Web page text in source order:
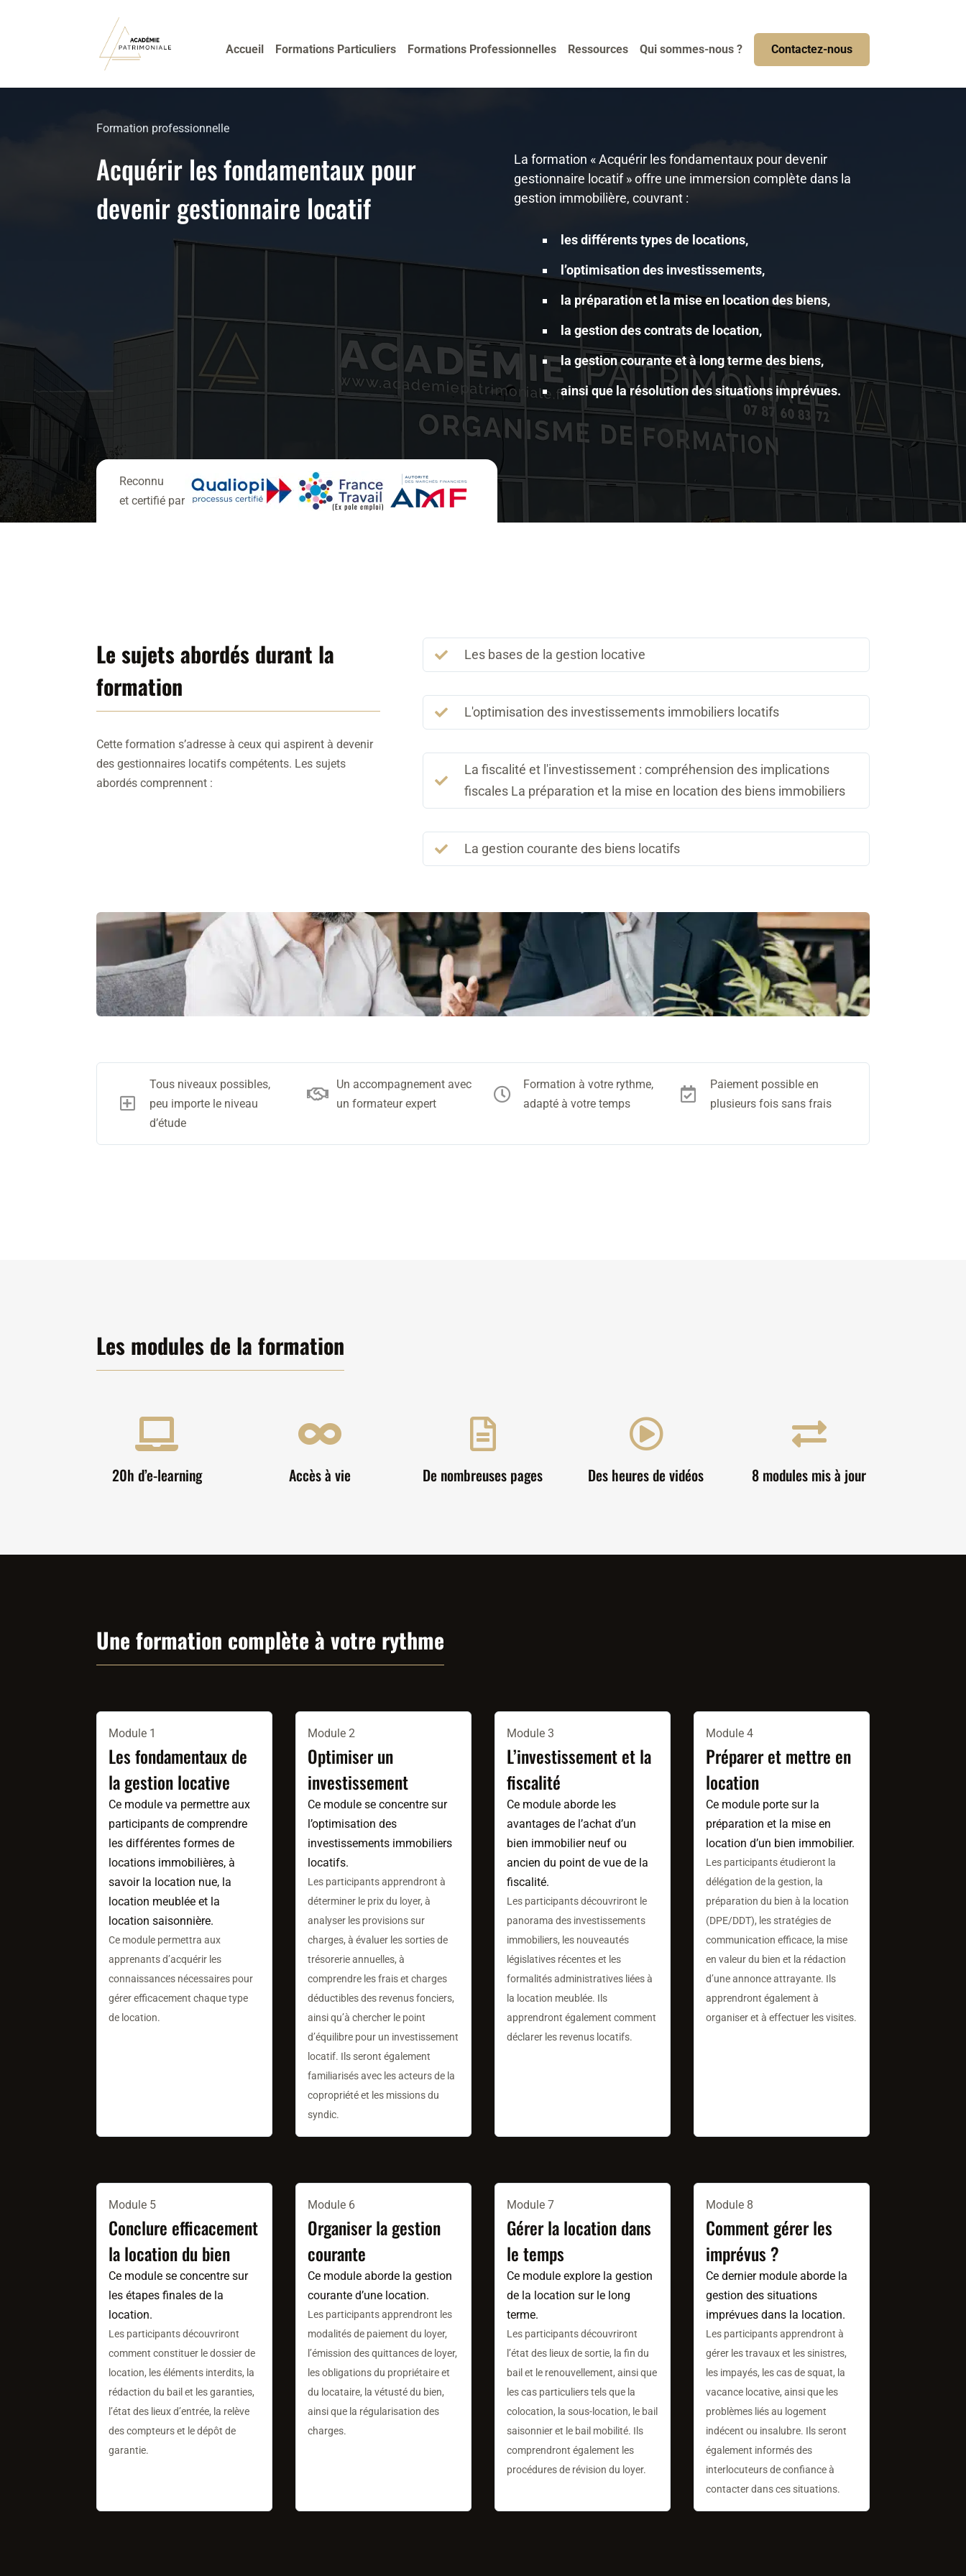
Accueil Formations Particuliers Formations Professionnelles Ressources Qui sommes-nous ? Contactez-nous
Formation professionnelle
Acquérir les fondamentaux pour
devenir gestionnaire locatif
La formation « Acquérir les fondamentaux pour devenir
gestionnaire locatif » offre une immersion complète dans la
gestion immobilière, couvrant :
les différents types de locations,
l’optimisation des investissements,
la préparation et la mise en location des biens,
la gestion des contrats de location,
la gestion courante et à long terme des biens,
ainsi que la résolution des situations imprévues.
Reconnu
et certifié par
Le sujets abordés durant la
formation
Cette formation s’adresse à ceux qui aspirent à devenir
des gestionnaires locatifs compétents. Les sujets
abordés comprennent :
 Les bases de la gestion locative
 L'optimisation des investissements immobiliers locatifs

La fiscalité et l'investissement : compréhension des implications
fiscales La préparation et la mise en location des biens immobiliers
 La gestion courante des biens locatifs

Tous niveaux possibles,
peu importe le niveau
d’étude

Un accompagnement avec
un formateur expert

Formation à votre rythme,
adapté à votre temps

Paiement possible en
plusieurs fois sans frais
Les modules de la formation

20h d’e-learning

Accès à vie

De nombreuses pages

Des heures de vidéos

8 modules mis à jour
Une formation complète à votre rythme
Module 1
Les fondamentaux de
la gestion locative
Ce module va permettre aux
participants de comprendre
les différentes formes de
locations immobilières, à
savoir la location nue, la
location meublée et la
location saisonnière.
Ce module permettra aux
apprenants d’acquérir les
connaissances nécessaires pour
gérer efficacement chaque type
de location.
Module 2
Optimiser un
investissement
Ce module se concentre sur
l’optimisation des
investissements immobiliers
locatifs.
Les participants apprendront à
déterminer le prix du loyer, à
analyser les provisions sur
charges, à évaluer les sorties de
trésorerie annuelles, à
comprendre les frais et charges
déductibles des revenus fonciers,
ainsi qu’à chercher le point
d’équilibre pour un investissement
locatif. Ils seront également
familiarisés avec les acteurs de la
copropriété et les missions du
syndic.
Module 3
L’investissement et la
fiscalité
Ce module aborde les
avantages de l’achat d’un
bien immobilier neuf ou
ancien du point de vue de la
fiscalité.
Les participants découvriront le
panorama des investissements
immobiliers, les nouveautés
législatives récentes et les
formalités administratives liées à
la location meublée. Ils
apprendront également comment
déclarer les revenus locatifs.
Module 4
Préparer et mettre en
location
Ce module porte sur la
préparation et la mise en
location d’un bien immobilier.
Les participants étudieront la
délégation de la gestion, la
préparation du bien à la location
(DPE/DDT), les stratégies de
communication efficace, la mise
en valeur du bien et la rédaction
d’une annonce attrayante. Ils
apprendront également à
organiser et à effectuer les visites.
Module 5
Conclure efficacement
la location du bien
Ce module se concentre sur
les étapes finales de la
location.
Les participants découvriront
comment constituer le dossier de
location, les éléments interdits, la
rédaction du bail et les garanties,
l’état des lieux d’entrée, la relève
des compteurs et le dépôt de
garantie.
Module 6
Organiser la gestion
courante
Ce module aborde la gestion
courante d’une location.
Les participants apprendront les
modalités de paiement du loyer,
l’émission des quittances de loyer,
les obligations du propriétaire et
du locataire, la vétusté du bien,
ainsi que la régularisation des
charges.
Module 7
Gérer la location dans
le temps
Ce module explore la gestion
de la location sur le long
terme.
Les participants découvriront
l’état des lieux de sortie, la fin du
bail et le renouvellement, ainsi que
les cas particuliers tels que la
colocation, la sous-location, le bail
saisonnier et le bail mobilité. Ils
comprendront également les
procédures de révision du loyer.
Module 8
Comment gérer les
imprévus ?
Ce dernier module aborde la
gestion des situations
imprévues dans la location.
Les participants apprendront à
gérer les travaux et les sinistres,
les impayés, les cas de squat, la
vacance locative, ainsi que les
problèmes liés au logement
indécent ou insalubre. Ils seront
également informés des
interlocuteurs de confiance à
contacter dans ces situations.